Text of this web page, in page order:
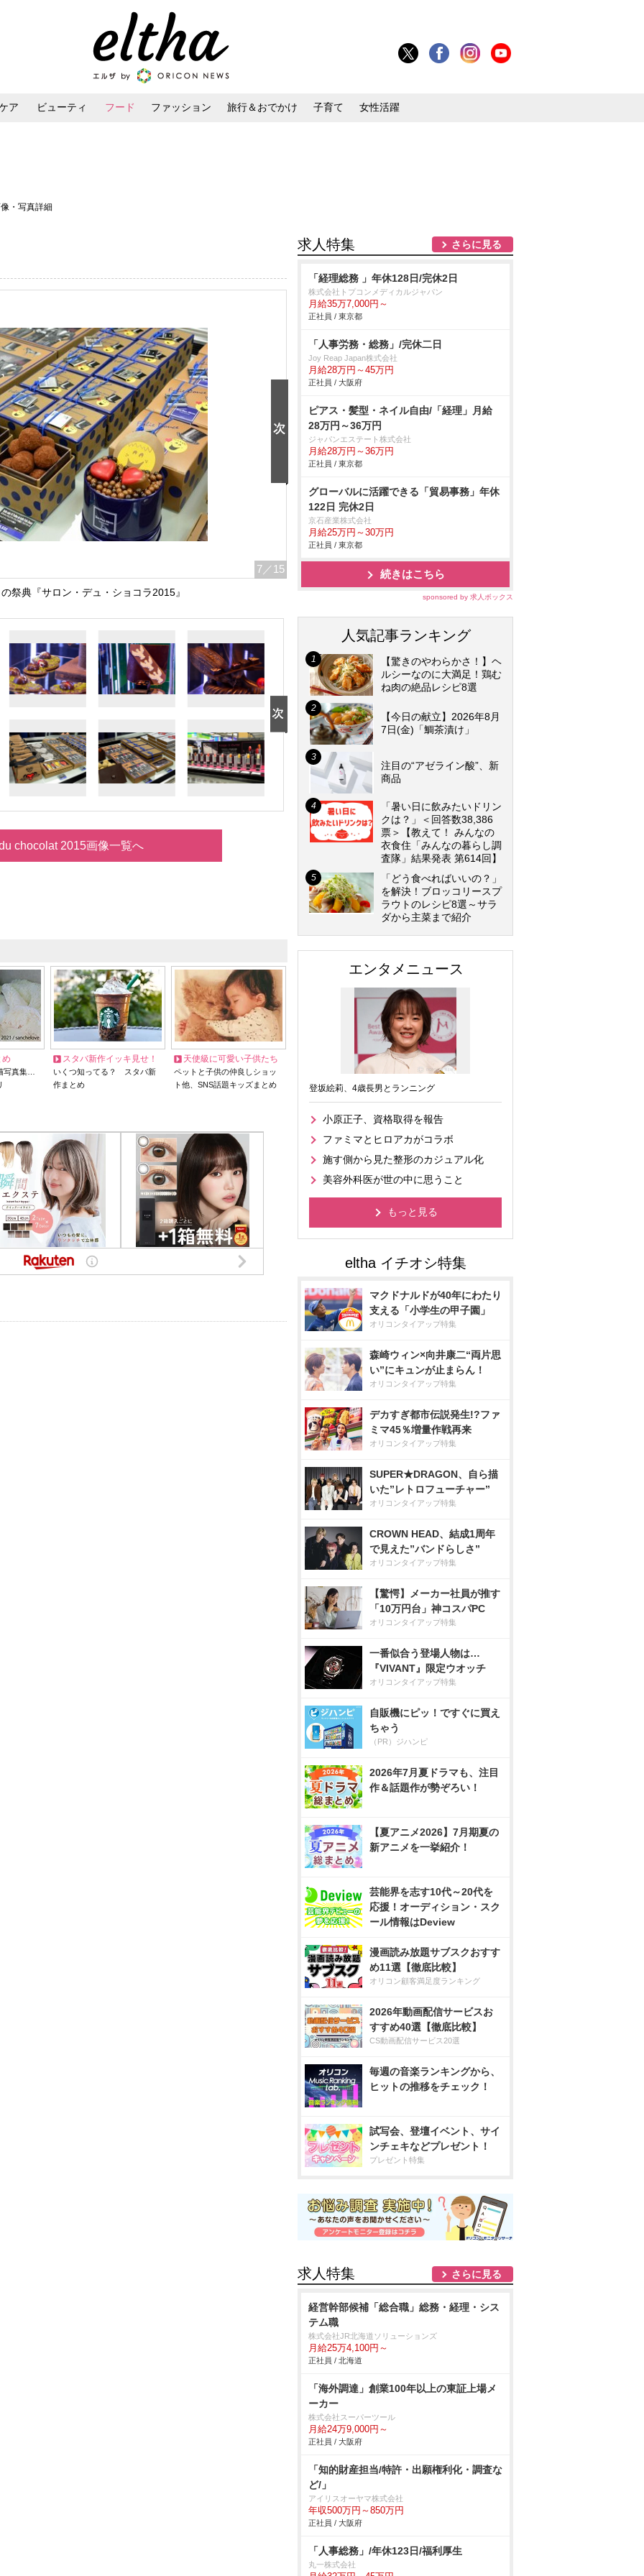
ア ビューティ フード ファッション 旅行＆おでかけ 子育て 女性活躍
・写真詳細
7 ／15
祭典『サロン・デュ・ショコラ2015』
chocolat 2015画像一覧へ
め
写真集…
スタバ新作イッキ見せ！
いくつ知ってる？ スタバ新
作まとめ
天使級に可愛い子供たち
ペットと子供の仲良しショッ
ト他、SNS話題キッズまとめ
求人特集 さらに見る
「経理総務 」年休128日/完休2日
株式会社トプコンメディカルジャパン
月給35万7,000円～
正社員 / 東京都
「人事労務・総務」/完休二日
Joy Reap Japan株式会社
月給28万円～45万円
正社員 / 大阪府
ピアス・髪型・ネイル自由/「経理」月給
28万円～36万円
ジャパンエステート株式会社
月給28万円～36万円
正社員 / 東京都
グローバルに活躍できる「貿易事務」年休
122日 完休2日
京石産業株式会社
月給25万円～30万円
正社員 / 東京都
続きはこちら
sponsored by 求人ボックス
人気記事ランキング
【驚きのやわらかさ！】ヘ
ルシーなのに大満足！鶏む
ね肉の絶品レシピ8選
【今日の献立】2026年8月
7日(金)「鯛茶漬け」
注目の“アゼライン酸”、新
商品
「暑い日に飲みたいドリン
クは？」＜回答数38,386
票＞【教えて！ みんなの
衣食住「みんなの暮らし調
査隊」結果発表 第614回】
「どう食べればいいの？」
を解決！ブロッコリースプ
ラウトのレシピ8選～サラ
ダから主菜まで紹介
エンタメニュース
登坂絵莉、4歳長男とランニング
小原正子、資格取得を報告
ファミマとヒロアカがコラボ
施す側から見た整形のカジュアル化
美容外科医が世の中に思うこと
もっと見る
マクドナルドが40年にわたり
支える「小学生の甲子園」
オリコンタイアップ特集
森崎ウィン×向井康二“両片思
い”にキュンが止まらん！
オリコンタイアップ特集
デカすぎ都市伝説発生!?ファ
ミマ45％増量作戦再来
オリコンタイアップ特集
SUPER★DRAGON、自ら描
いた”レトロフューチャー”
オリコンタイアップ特集
CROWN HEAD、結成1周年
で見えた”バンドらしさ”
オリコンタイアップ特集
【驚愕】メーカー社員が推す
「10万円台」神コスパPC
オリコンタイアップ特集
一番似合う登場人物は…
『VIVANT』限定ウオッチ
オリコンタイアップ特集
自販機にピッ！ですぐに買え
ちゃう
（PR）ジハンピ
2026年7月夏ドラマも、注目
作＆話題作が勢ぞろい！
【夏アニメ2026】7月期夏の
新アニメを一挙紹介！
芸能界を志す10代～20代を
応援！オーディション・スク
ール情報はDeview
漫画読み放題サブスクおすす
め11選【徹底比較】
オリコン顧客満足度ランキング
2026年動画配信サービスお
すすめ40選【徹底比較】
CS動画配信サービス20選
毎週の音楽ランキングから、
ヒットの推移をチェック！
試写会、登壇イベント、サイ
ンチェキなどプレゼント！
プレゼント特集
求人特集 さらに見る
経営幹部候補「総合職」総務・経理・シス
テム職
株式会社JR北海道ソリューションズ
月給25万4,100円～
正社員 / 北海道
「海外調達」創業100年以上の東証上場メ
ーカー
株式会社スーパーツール
月給24万9,000円～
正社員 / 大阪府
「知的財産担当/特許・出願権利化・調査な
ど/」
アイリスオーヤマ株式会社
年収500万円～850万円
正社員 / 大阪府
「人事総務」/年休123日/福利厚生
丸一株式会社